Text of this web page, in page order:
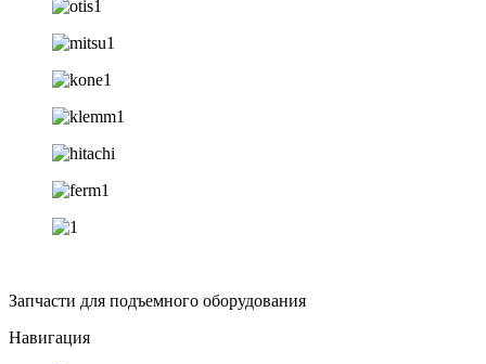
Запчасти для подъемного оборудования
Навигация